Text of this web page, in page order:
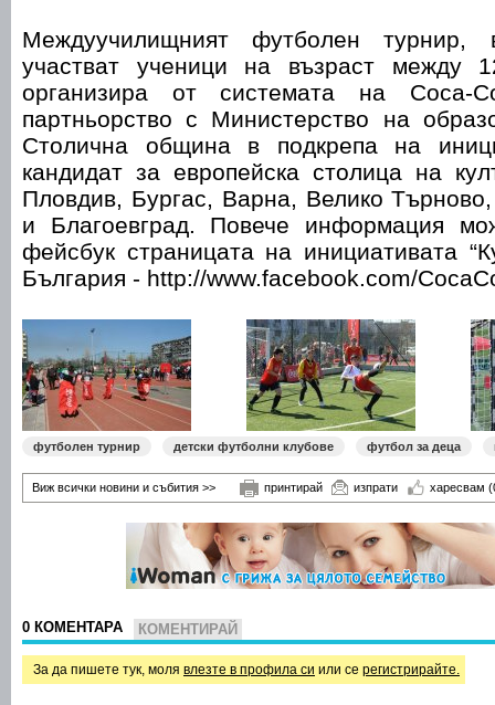
Междуучилищният футболен
участват ученици на възраст между
организира от системата на
партньорство с Министерство на
Столична община в подкрепа на
кандидат за европейска столица на
Пловдив, Бургас, Варна, Велико
и Благоевград. Повече информация
фейсбук страницата на инициативата
България - http://www.facebook.com/
футболен турнир детски футболни клубове футбол за деца
Виж всички новини и събития >> принтирай изпрати харесвам
0 КОМЕНТАРА КОМЕНТИРАЙ
За да пишете тук, моля влезте в профила си или се регистрирайте.